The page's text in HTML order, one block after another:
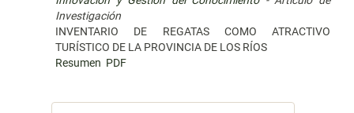
Investigación
INVENTARIO DE REGATAS COMO ATRACTIVO
TURÍSTICO DE LA PROVINCIA DE LOS RÍOS
Resumen PDF